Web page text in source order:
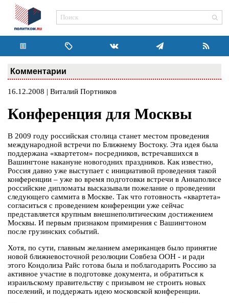
Комментарии
16.12.2008 | Виталий Портников
Конференция для Москвы
В 2009 году российская столица станет местом проведения
международной встречи по Ближнему Востоку. Эта идея была
поддержана «квартетом» посредников, встречавшихся в
Вашингтоне накануне новогодних праздников. Как известно,
Россия давно уже выступает с инициативой проведения такой
конференции – уже во время подготовки встречи в Аннаполисе
российские дипломаты высказывали пожелание о проведении
следующего саммита в Москве. Так что готовность «квартета»
согласиться с проведением конференции уже сейчас
представляется крупным внешнеполитическим достижением
Москвы. И первым признаком примирения с Вашингтоном
после грузинских событий.
Хотя, по сути, главным желанием американцев было принятие
новой ближневосточной резолюции Совбеза ООН - и ради
этого Кондолиза Райс готова была и поблагодарить Россию за
активное участие в подготовке документа, и обратиться к
израильскому правительству с призывом не строить новых
поселений, и поддержать идею московской конференции.